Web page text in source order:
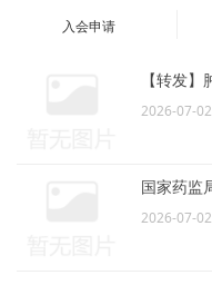
联系我们
2026-07-02
2026-07-02
入会申请